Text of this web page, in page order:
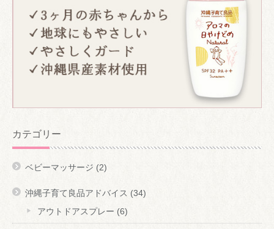
カテゴリー
ベビーマッサージ (2)
沖縄子育て良品アドバイス (34)
アウトドアスプレー (6)